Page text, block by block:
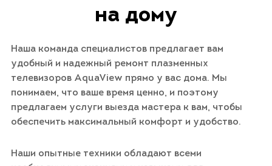
на дому
Наша команда специалистов предлагает вам
удобный и надежный ремонт плазменных
телевизоров AquaView прямо у вас дома. Мы
понимаем, что ваше время ценно, и поэтому
предлагаем услуги выезда мастера к вам, чтобы
обеспечить максимальный комфорт и удобство.
Наши опытные техники обладают всеми